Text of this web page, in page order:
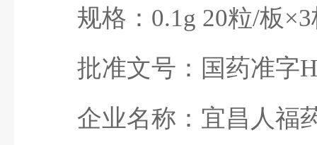
规格：0.1g 20粒/板
批准文号：国药准字
企业名称：宜昌人福